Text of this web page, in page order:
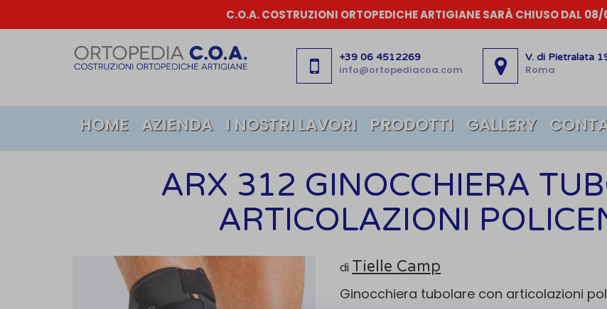
C.O.A. COSTRUZIONI ORTOPEDICHE ARTIGIANE SARÀ CHIUSO DAL
+39 06 4512269
info@ortopediacoa.com
V. di Pietralata
Roma
HOME AZIENDA I NOSTRI LAVORI PRODOTTI GALLERY
ARX 312 GINOCCHIERA
ARTICOLAZIONI
di Tielle Camp
Ginocchiera tubolare con articolazioni